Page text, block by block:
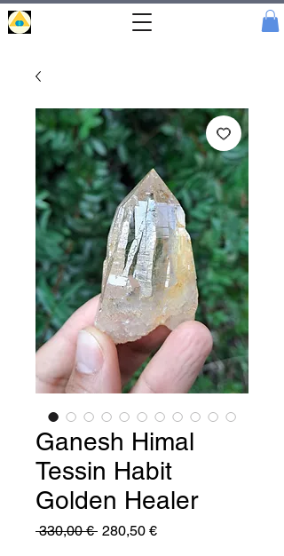
Ganesh Himal
Tessin Habit
Golden Healer
330,00 € Preço
280,50 €Preço